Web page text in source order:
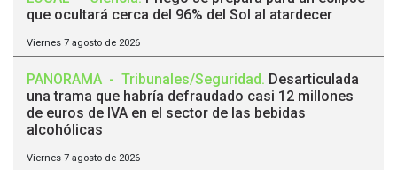
que ocultará cerca del 96% del Sol al atardecer
Viernes 7 agosto de 2026
PANORAMA - Tribunales/Seguridad. Desarticulada
una trama que habría defraudado casi 12 millones
de euros de IVA en el sector de las bebidas
alcohólicas
Viernes 7 agosto de 2026